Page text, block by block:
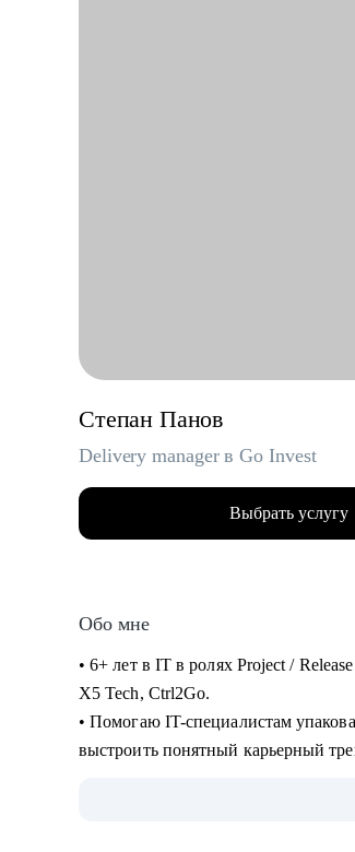
Степан Панов
Delivery manager в Go Invest
Выбрать услугу
Обо мне
• 6+ лет в IT в ролях Project /
X5 Tech, Ctrl2Go.
• Помогаю IT-специалистам
выстроить понятный карьерный
• 2024 — ITSM. Основы